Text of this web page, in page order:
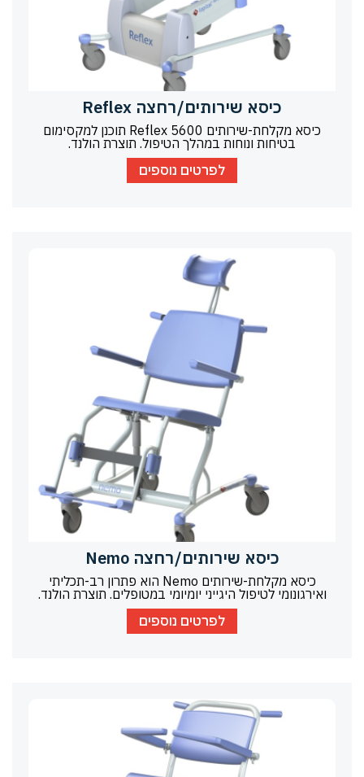
כיסא שירותים/רחצה Reflex
כיסא מקלחת-שירותים Reflex 5600 תוכנן למקסימום
בטיחות ונוחות במהלך הטיפול. תוצרת הולנד.
לפרטים נוספים
כיסא שירותים/רחצה Nemo
כיסא מקלחת-שירותים Nemo הוא פתרון רב-תכליתי
ואירגונומי לטיפול היגייני יומיומי במטופלים. תוצרת הולנד.
לפרטים נוספים